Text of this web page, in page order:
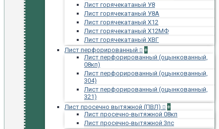
Лист горячекатаный У8
Лист горячекатаный У8А
Лист горячекатаный Х12
Лист горячекатаный Х12МФ
Лист горячекатаный ХВГ
Лист перфорированный
+
Лист перфорированный (оцынкованный,
08кп)
Лист перфорированный (оцынкованный,
304)
Лист перфорированный (оцынкованный,
321)
Лист просечно вытяжной (ПВЛ)
+
Лист просечно-вытяжной 08кп
Лист просечно-вытяжной 3пс